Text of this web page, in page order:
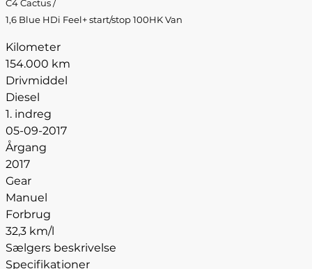
C4 Cactus/
1,6 Blue HDi Feel+ start/stop 100HK Van
Kilometer
154.000 km
Drivmiddel
Diesel
1. indreg
05-09-2017
Årgang
2017
Gear
Manuel
Forbrug
32,3 km/l
Sælgers beskrivelse
Specifikationer